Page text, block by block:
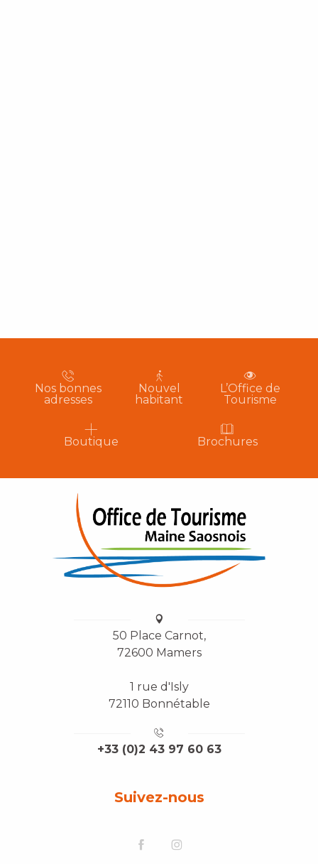
Nos bonnes
adresses
Nouvel
habitant
L’Office de
Tourisme
Boutique Brochures
50 Place Carnot,
72600 Mamers
1 rue d'Isly
72110 Bonnétable
+33 (0)2 43 97 60 63
Suivez-nous